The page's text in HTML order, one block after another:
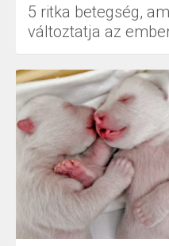
5 ritka betegség,
változtatja az